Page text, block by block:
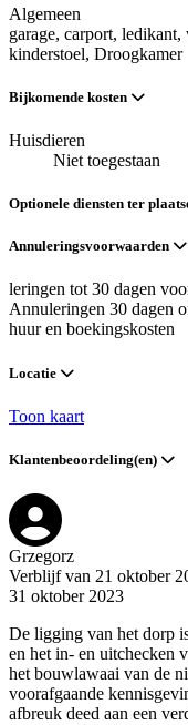
Algemeen
garage, carport, ledikant,
kinderstoel, Droogkamer
Bijkomende kosten
Huisdieren
Niet toegestaan
Optionele diensten ter
Annuleringsvoorwaarden
leringen tot 30 dagen
Annuleringen 30 dagen
huur en boekingskosten
Locatie
Toon kaart
Klantenbeoordeling(en)
Grzegorz
Verblijf van 21 oktober
31 oktober 2023
De ligging van het dorp
en het in- en uitchecken
het bouwlawaai van de
voorafgaande
afbreuk deed aan een